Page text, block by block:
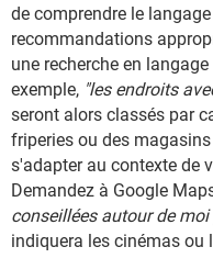
de comprendre le
recommandations
une recherche en
exemple, "les endroits
seront alors classés par
friperies ou des
s'adapter au contexte de
Demandez à Google
conseillées autour de
indiquera les cinémas ou